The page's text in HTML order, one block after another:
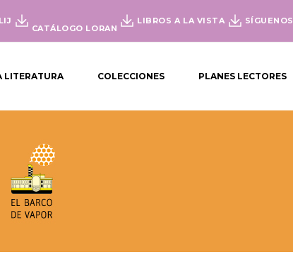
CATÁLOGO LORAN
LIBROS A LA VISTA SÍGUENOS
LITERATURA COLECCIONES PLANES LECTORES